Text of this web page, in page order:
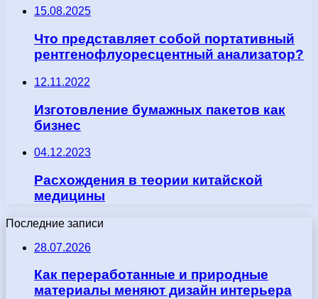
15.08.2025
Что представляет собой портативный
рентгенофлуоресцентный анализатор?
12.11.2022
Изготовление бумажных пакетов как
бизнес
04.12.2023
Расхождения в теории китайской
медицины
Последние записи
28.07.2026
Как переработанные и природные
материалы меняют дизайн интерьера